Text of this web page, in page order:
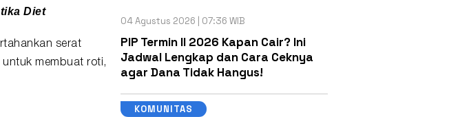
Diet
serat
membuat roti,
04 Agustus 2026 | 07:36 WIB
PIP Termin II 2026 Kapan Cair? Ini
Jadwal Lengkap dan Cara Ceknya
agar Dana Tidak Hangus!
KOMUNITAS